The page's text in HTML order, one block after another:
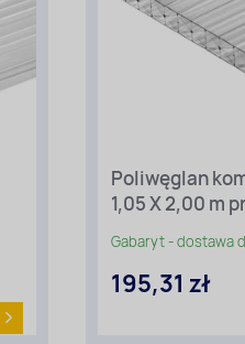
Poliwęglan
1,05 X 2,00 m
Gabaryt - dostawa
195,31 zł
Długość
2
[m]:
1,05